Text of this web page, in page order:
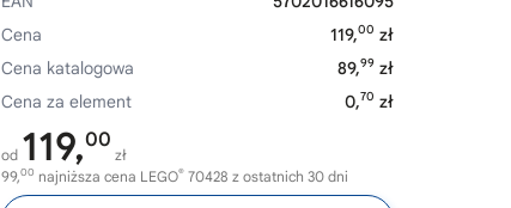
Cena
119,00 zł
Cena katalogowa
89,99 zł
Cena za element
0,70 zł
od 119,00
zł
99,00 najniższa cena LEGO® 70428 z ostatnich 30 dni